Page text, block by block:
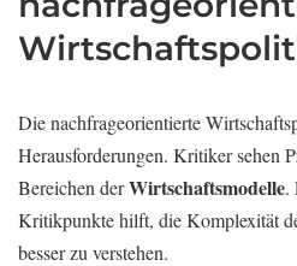
Die nachfrageorientierte
Herausforderungen. Kritiker sehen
Bereichen derWirtschaftsmodelle.
Kritikpunkte hilft, die Komplexität
besser zu verstehen.